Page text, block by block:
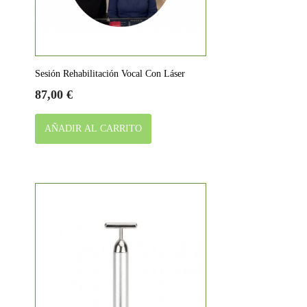
Sesión Rehabilitación Vocal Con Láser
Precio
87,00 €
AÑADIR AL CARRITO